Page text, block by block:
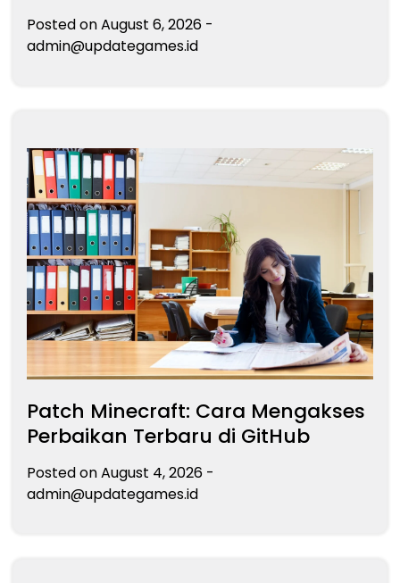
Posted onAugust 6, 2026 -
admin@updategames.id
Patch Minecraft: Cara Mengakses
Perbaikan Terbaru di GitHub
Posted onAugust 4, 2026 -
admin@updategames.id